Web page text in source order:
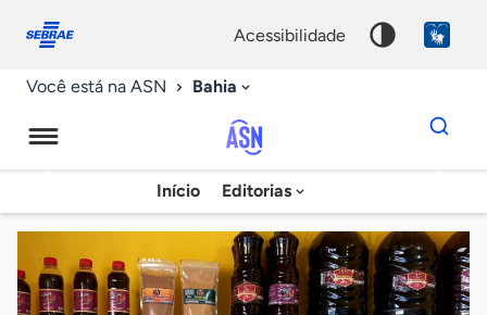
conosco
acessibilidade
Você está na ASN Bahia
Agência
Sebrae
de
Notícias
Início Editorias
Dados
para
chave